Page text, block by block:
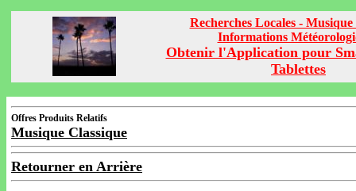
Recherches Locales - Musique
Informations
Obtenir l'Application pour
Tablettes
Offres Produits Relatifs
Musique Classique
Retourner en Arrière